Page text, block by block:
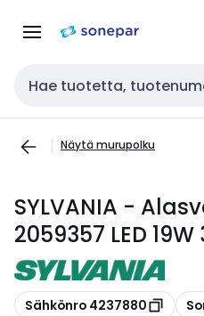
navigointiinsisältöön
Haku
Näytä murupolku
SYLVANIA -
2059357 LED
Kopioi
Sähkönro 4237880